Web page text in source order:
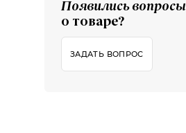
Появились вопросы
о товаре?
ЗАДАТЬ ВОПРОС